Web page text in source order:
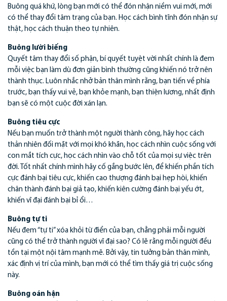
Buông quá khứ, lòng bạn mới có thể đón nhận niềm vui mới, mới
có thể thay đổi tâm trạng của bạn. Học cách bình tĩnh đón nhận sự
thật, học cách thuận theo tự nhiên.
Buông lười biếng
Quyết tâm thay đổi số phận, bí quyết tuyệt vời nhất chính là đem
mỗi việc bạn làm dù đơn giản bình thường cũng khiến nó trở nên
thành thục. Luôn nhắc nhở bản thân mình rằng, bạn tiến về phía
trước, bạn thấy vui vẻ, bạn khỏe mạnh, bạn thiện lương, nhất định
bạn sẽ có một cuộc đời xán lạn.
Buông tiêu cực
Nếu bạn muốn trở thành một người thành công, hãy học cách
thản nhiên đối mặt với mọi khó khăn, học cách nhìn cuộc sống với
con mắt tích cực, học cách nhìn vào chỗ tốt của mọi sự việc trên
đời. Tốt nhất chính mình hãy cố gắng bước lên, để khiến phần tích
cực đánh bại tiêu cực, khiến cao thượng đánh bại hẹp hòi, khiến
chân thành đánh bại giả tạo, khiến kiên cường đánh bại yếu ớt,
khiến vĩ đại đánh bại bỉ ổi…
Buông tự ti
Nếu đem “tự ti” xóa khỏi từ điển của bạn, chẳng phải mỗi người
cũng có thể trở thành người vĩ đại sao? Có lẽ rằng mỗi người đều
tồn tại một nội tâm mạnh mẽ. Bởi vậy, tin tưởng bản thân mình,
xác định vị trí của mình, bạn mới có thể tìm thấy giá trị cuộc sống
này.
Buông oán hận